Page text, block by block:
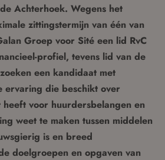
Achterhoek. Wegens het
zittingstermijn van één van
Groep voor Sité een lid RvC
profiel, tevens lid van de
een kandidaat met
ervaring die beschikt over
voor huurdersbelangen en
weet te maken tussen middelen
is en breed
doelgroepen en opgaven van